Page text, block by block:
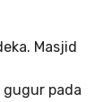
Masjid
pada